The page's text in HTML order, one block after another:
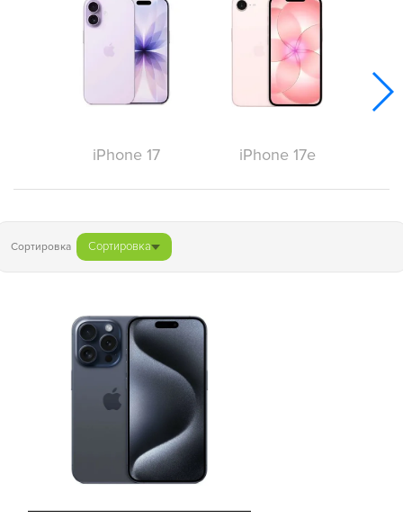
iPhone 17 iPhone 17e
Сортировка Сортировка